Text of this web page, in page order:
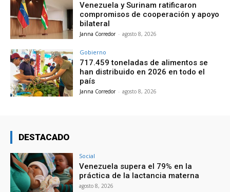
Venezuela y Surinam ratificaron
compromisos de cooperación y apoyo
bilateral
Janna Corredor - agosto 8, 2026
Gobierno
717.459 toneladas de alimentos se
han distribuido en 2026 en todo el
país
Janna Corredor - agosto 8, 2026
DESTACADO
Social
Venezuela supera el 79% en la
práctica de la lactancia materna
agosto 8, 2026